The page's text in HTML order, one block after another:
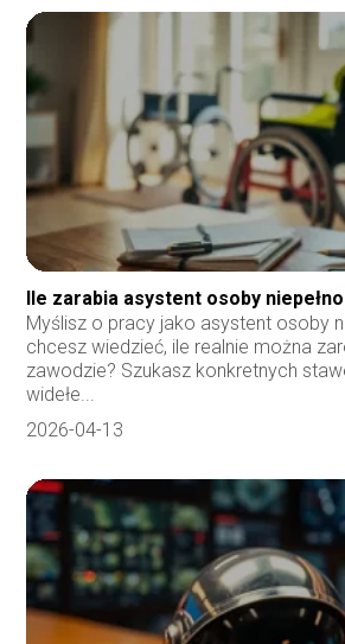
Ile zarabia asystent osoby
Myślisz o pracy jako asystent osoby
chcesz wiedzieć, ile realnie można
zawodzie? Szukasz konkretnych
widełe...
2026-04-13